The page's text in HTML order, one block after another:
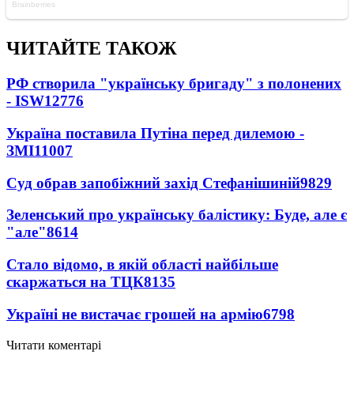
ЧИТАЙТЕ ТАКОЖ
РФ створила "українську бригаду" з полонених
- ISW12776
Україна поставила Путіна перед дилемою -
ЗМІ11007
Суд обрав запобіжний захід Стефанішиній9829
Зеленський про українську балістику: Буде, але є
"але"8614
Стало відомо, в якій області найбільше
скаржаться на ТЦК8135
Україні не вистачає грошей на армію6798
Читати коментарі